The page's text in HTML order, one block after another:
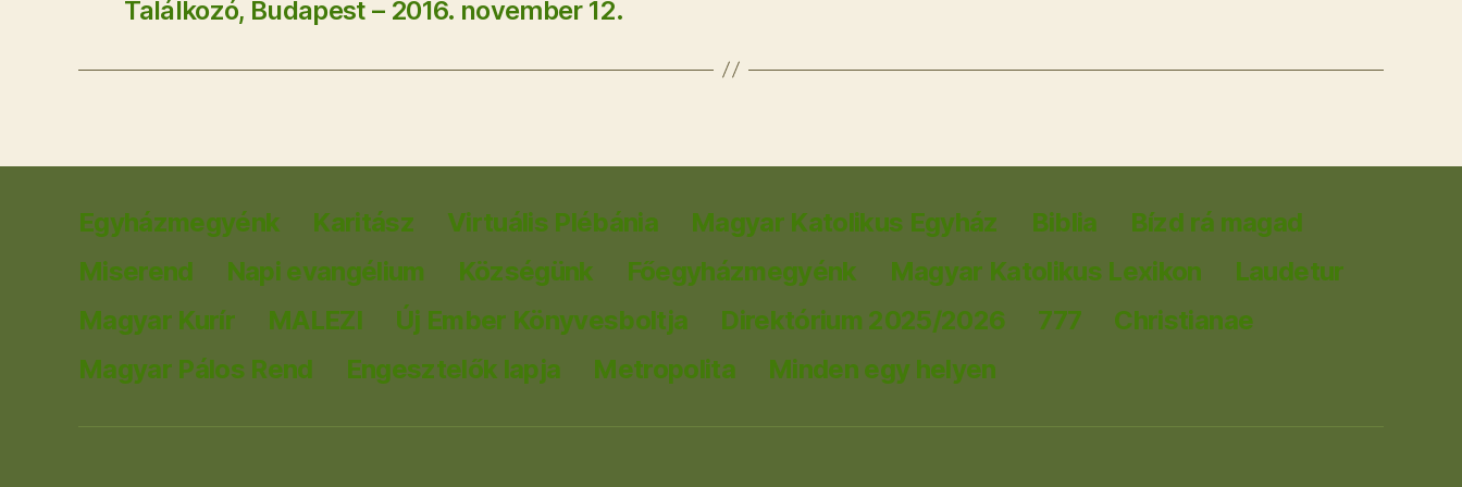
Találkozó, Budapest – 2016. november 12.
Egyházmegyénk Karitász Virtuális Plébánia Magyar Katolikus Egyház Biblia
Bízd rá magad
Miserend
Napi evangélium Községünk Főegyházmegyénk Magyar Katolikus Lexikon
Laudetur
Magyar Kurír
MALEZI Új Ember Könyvesboltja Direktórium 2025/2026 777
Christianae
Magyar Pálos Rend
Engesztelők lapja Metropolita Minden egy helyen